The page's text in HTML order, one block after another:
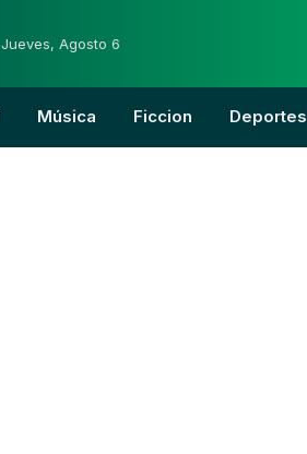
Jueves, Agosto 6
Música Ficcion Deportes